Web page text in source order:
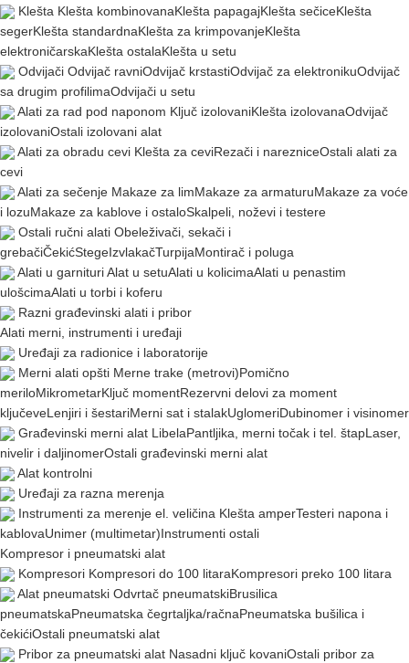
Klešta Klešta kombinovanaKlešta papagajKlešta sečiceKlešta
segerKlešta standardnaKlešta za krimpovanjeKlešta
elektroničarskaKlešta ostalaKlešta u setu
Odvijači Odvijač ravniOdvijač krstastiOdvijač za elektronikuOdvijač
sa drugim profilimaOdvijači u setu
Alati za rad pod naponom Ključ izolovaniKlešta izolovanaOdvijač
izolovaniOstali izolovani alat
Alati za obradu cevi Klešta za ceviRezači i narezniceOstali alati za
cevi
Alati za sečenje Makaze za limMakaze za armaturuMakaze za voće
i lozuMakaze za kablove i ostaloSkalpeli, noževi i testere
Ostali ručni alati Obeleživači, sekači i
grebačiČekićStegeIzvlakačTurpijaMontirač i poluga
Alati u garnituriAlat u setuAlati u kolicimaAlati u penastim
ulošcimaAlati u torbi i koferu
Razni građevinski alati i pribor
Alati merni, instrumenti i uređaji
Uređaji za radionice i laboratorije
Merni alati opšti Merne trake (metrovi)Pomično
meriloMikrometarKljuč momentRezervni delovi za moment
ključeveLenjiri i šestariMerni sat i stalakUglomeriDubinomer i visinomer
Građevinski merni alat LibelaPantljika, merni točak i tel. štapLaser,
nivelir i daljinomerOstali građevinski merni alat
Alat kontrolni
Uređaji za razna merenja
Instrumenti za merenje el. veličina Klešta amperTesteri napona i
kablovaUnimer (multimetar)Instrumenti ostali
Kompresor i pneumatski alat
Kompresori Kompresori do 100 litaraKompresori preko 100 litara
Alat pneumatski Odvrtač pneumatskiBrusilica
pneumatskaPneumatska čegrtaljka/račnaPneumatska bušilica i
čekićiOstali pneumatski alat
Pribor za pneumatski alat Nasadni ključ kovaniOstali pribor za